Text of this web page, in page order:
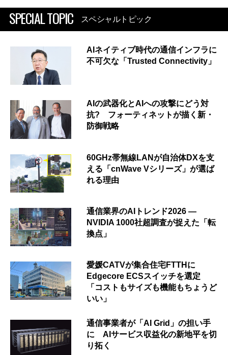
SPECIAL TOPIC スペシャルトピック
AIネイティブ時代の通信インフラに
不可欠な「Trusted Connectivity」
AIの武器化とAIへの攻撃にどう対
抗? フォーティネットが描く新・
防御戦略
60GHz帯無線LANが自治体DXを支
える「cnWave Vシリーズ」が選ば
れる理由
通信業界のAIトレンド2026 ―
NVIDIA 1000社超調査が捉えた「転
換点」
愛媛CATVが集合住宅FTTHに
Edgecore ECSスイッチを選定
「コストもサイズも機能もちょうど
いい」
通信事業者が「AI Grid」の担い手
に AIサービス収益化の新地平を切
り拓く